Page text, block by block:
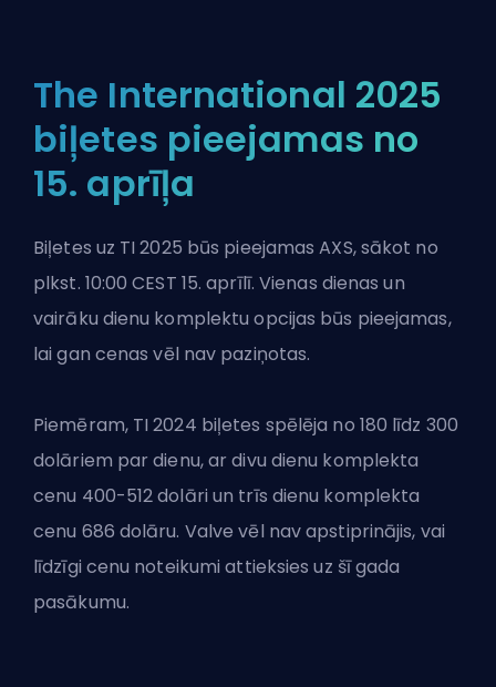
The International 2025
biļetes pieejamas no
15. aprīļa
Biļetes uz TI 2025 būs pieejamas AXS, sākot no
plkst. 10:00 CEST 15. aprīlī. Vienas dienas un
vairāku dienu komplektu opcijas būs pieejamas,
lai gan cenas vēl nav paziņotas.
Piemēram, TI 2024 biļetes spēlēja no 180 līdz 300
dolāriem par dienu, ar divu dienu komplekta
cenu 400-512 dolāri un trīs dienu komplekta
cenu 686 dolāru. Valvevēl nav apstiprinājis, vai
līdzīgi cenu noteikumi attieksies uz šī gada
pasākumu.